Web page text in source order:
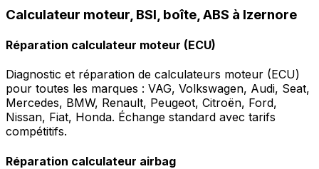
Calculateur moteur, BSI, boîte, ABS à Izernore
Réparation calculateur moteur (ECU)
Diagnostic et réparation de calculateurs moteur (ECU)
pour toutes les marques : VAG, Volkswagen, Audi, Seat,
Mercedes, BMW, Renault, Peugeot, Citroën, Ford,
Nissan, Fiat, Honda. Échange standard avec tarifs
compétitifs.
Réparation calculateur airbag